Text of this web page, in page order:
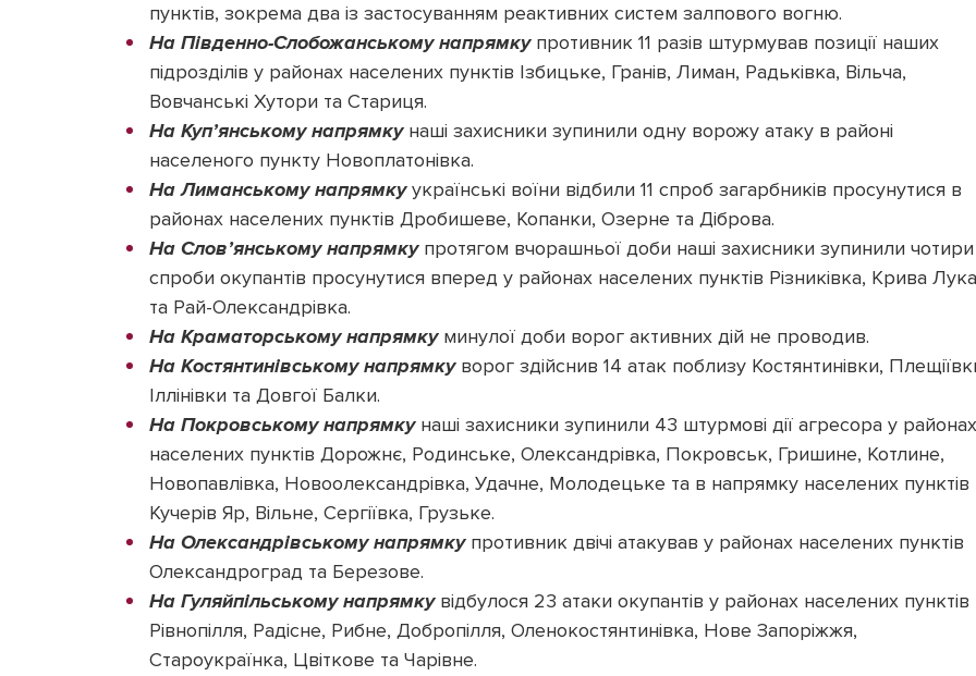
пунктів, зокрема два із застосуванням реактивних систем залпового вогню.
На Південно-Слобожанському напрямкупротивник 11 разів штурмував позиції наших
підрозділів у районах населених пунктів Ізбицьке, Гранів, Лиман, Радьківка, Вільча,
Вовчанські Хутори та Стариця.
На Куп’янському напрямкунаші захисники зупинили одну ворожу атаку в районі
населеного пункту Новоплатонівка.
На Лиманському напрямкуукраїнські воїни відбили 11 спроб загарбників просунутися в
районах населених пунктів Дробишеве, Копанки, Озерне та Діброва.
На Слов’янському напрямку протягом вчорашньої доби наші захисники зупинили чотири
спроби окупантів просунутися вперед у районах населених пунктів Різниківка, Крива Лука
та Рай-Олександрівка.
На Краматорському напрямкуминулої доби ворог активних дій не проводив.
На Костянтинівському напрямкуворог здійснив 14 атак поблизу Костянтинівки,
Іллінівки та Довгої Балки.
На Покровському напрямкунаші захисники зупинили 43 штурмові дії агресора у районах
населених пунктів Дорожнє, Родинське, Олександрівка, Покровськ, Гришине, Котлине,
Новопавлівка, Новоолександрівка, Удачне, Молодецьке та в напрямку населених пунктів
Кучерів Яр, Вільне, Сергіївка, Грузьке.
На Олександрівському напрямку противник двічі атакував у районах населених пунктів
Олександроград та Березове.
На Гуляйпільському напрямкувідбулося 23 атаки окупантів у районах населених пунктів
Рівнопілля, Радісне, Рибне, Добропілля, Оленокостянтинівка, Нове Запоріжжя,
Староукраїнка, Цвіткове та Чарівне.